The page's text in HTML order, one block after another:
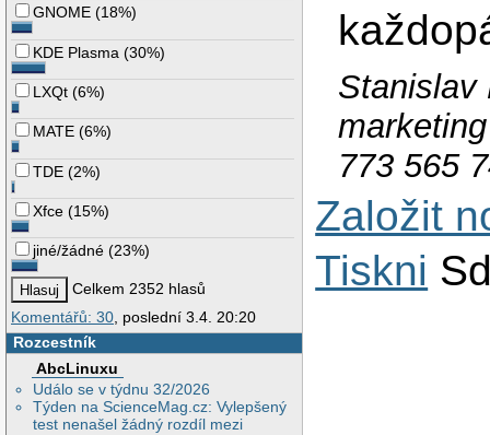
GNOME (18%)
KDE Plasma (30%)
LXQt (6%)
MATE (6%)
TDE (2%)
Xfce (15%)
jiné/žádné (23%)
Celkem 2352 hlasů
Komentářů: 30 , poslední 3.4. 20:20
Rozcestník
AbcLinuxu
Událo se v týdnu 32/2026
Týden na ScienceMag.cz: Vylepšený
test nenašel žádný rozdíl mezi
Stanislav
773 565
Založit
Tiskni